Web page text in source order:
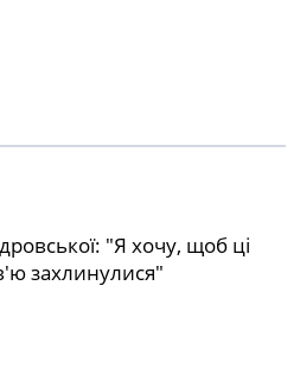
"Я хочу, щоб ці
захлинулися"